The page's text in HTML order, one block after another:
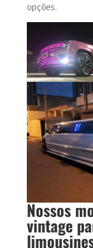
opções.
Nossos
vintage
limousine